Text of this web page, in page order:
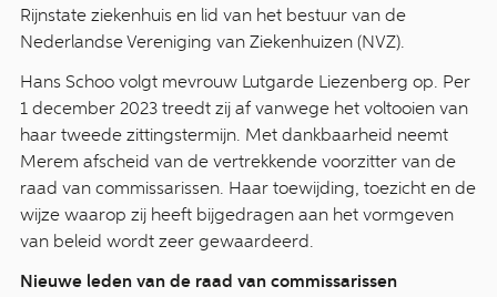
Rijnstate ziekenhuis en lid van het bestuur van de
Nederlandse Vereniging van Ziekenhuizen (NVZ).
Hans Schoo volgt mevrouw Lutgarde Liezenberg op. Per
1 december 2023 treedt zij af vanwege het voltooien van
haar tweede zittingstermijn. Met dankbaarheid neemt
Merem afscheid van de vertrekkende voorzitter van de
raad van commissarissen. Haar toewijding, toezicht en de
wijze waarop zij heeft bijgedragen aan het vormgeven
van beleid wordt zeer gewaardeerd.
Nieuwe leden van de raad van commissarissen